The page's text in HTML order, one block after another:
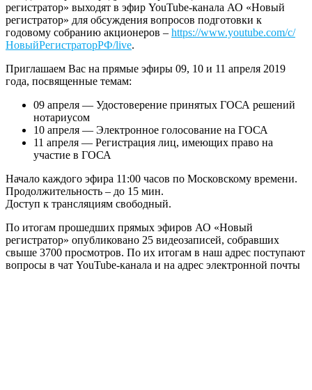
регистратор» выходят в эфир YouTube-канала АО «Новый
регистратор» для обсуждения вопросов подготовки к
годовому собранию акционеров – https://www.youtube.com/c/
НовыйРегистраторРФ/live.
Приглашаем Вас на прямые эфиры 09, 10 и 11 апреля 2019
года, посвященные темам:
09 апреля — Удостоверение принятых ГОСА решений
нотариусом
10 апреля — Электронное голосование на ГОСА
11 апреля — Регистрация лиц, имеющих право на
участие в ГОСА
Начало каждого эфира 11:00 часов по Московскому времени.
Продолжительность – до 15 мин.
Доступ к трансляциям свободный.
По итогам прошедших прямых эфиров АО «Новый
регистратор» опубликовано 25 видеозаписей, собравших
свыше 3700 просмотров. По их итогам в наш адрес поступают
вопросы в чат YouTube-канала и на адрес электронной почты